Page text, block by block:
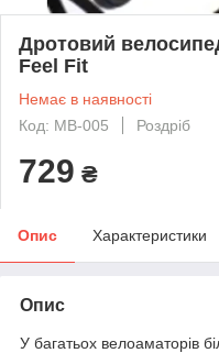
Дротовий
Feel Fit
Немає в наявності
Код: MB-005
Роздріб
729 ₴
Опис Характеристики
Опис
У багатьох велоаматорів